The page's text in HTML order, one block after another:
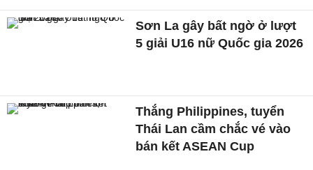
Sơn La gây bất ngờ ở lượt
5 giải U16 nữ Quốc gia 2026
Thắng Philippines, tuyển
Thái Lan cầm chắc vé vào
bán kết ASEAN Cup